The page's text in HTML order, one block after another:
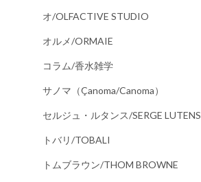
オ/OLFACTIVE STUDIO
オルメ/ORMAIE
コラム/香水雑学
サノマ（çanoma/canoma）
セルジュ・ルタンス/SERGE LUTENS
トバリ/TOBALI
トムブラウン/THOM BROWNE